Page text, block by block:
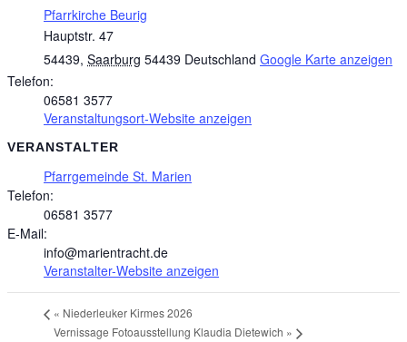
Pfarrkirche Beurig
Hauptstr. 47
54439, Saarburg 54439 Deutschland Google Karte anzeigen
Telefon:
06581 3577
Veranstaltungsort-Website anzeigen
VERANSTALTER
Pfarrgemeinde St. Marien
Telefon:
06581 3577
E-Mail:
info@marientracht.de
Veranstalter-Website anzeigen
« Niederleuker Kirmes 2026
Vernissage Fotoausstellung Klaudia Dietewich »